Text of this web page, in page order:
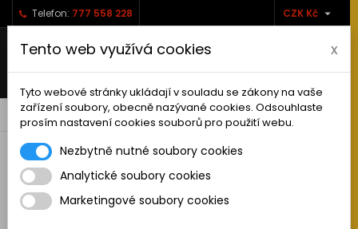
Telefon: 777 558 228 CZK Kč 
   shopping_cart0
RC AUTA
Sestavená auta elektro
Tento web využívá cookies x
Tyto webové stránky ukládají v souladu se zákony na vaše
zařízení soubory, obecně nazývané cookies. Odsouhlaste
prosím nastavení cookies souborů pro použití webu.
Nezbytně nutné soubory cookies
Analytické soubory cookies
Marketingové soubory cookies